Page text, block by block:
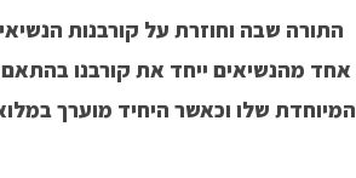
התורה שבה וחוזרת על קורבנות
אחד מהנשיאים ייחד את קורבנו
המיוחדת שלו וכאשר היחיד מוערך